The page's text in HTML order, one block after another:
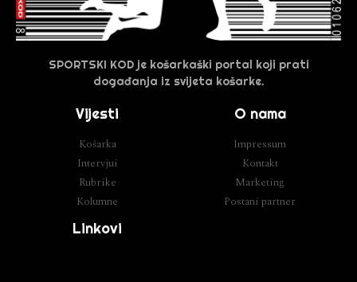
SPORTSKI KOD je košarkaški portal koji prati
događanja iz svijeta košarke.
Vijesti
Košarka
Intervjui
Rubrike
Kolumne
O nama
Impressum
Kontakt
Marketing
Postani partner
Linkovi